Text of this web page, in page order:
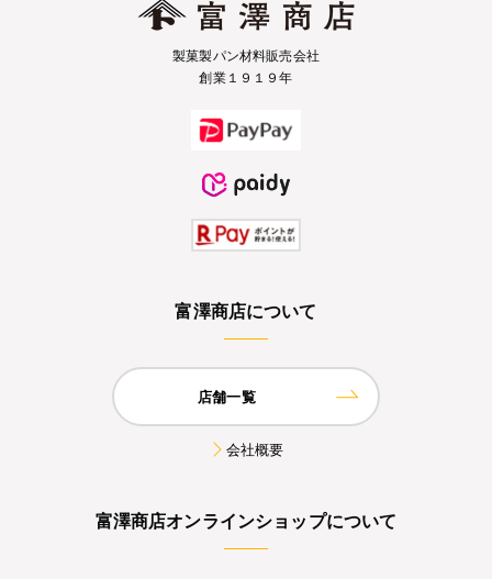
製菓製パン材料販売会社
創業１９１９年
富澤商店について
店舗一覧
会社概要
富澤商店オンラインショップについて